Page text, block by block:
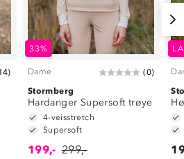
)
33%
Dame (0)
Stormberg
Hardanger Supersoft trøye
4-veisstretch
Supersoft
199,- 299,-